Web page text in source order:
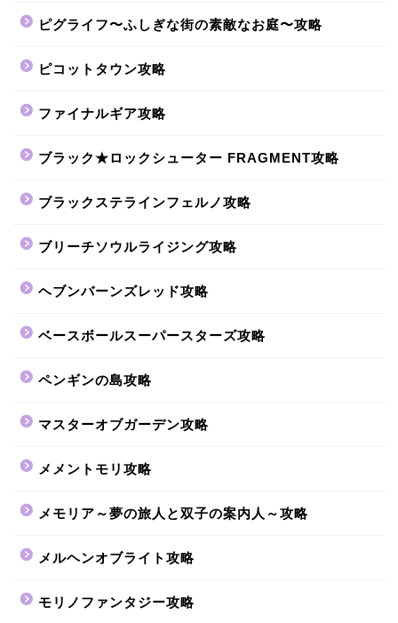
ピグライフ〜ふしぎな街の素敵なお庭〜攻略
ピコットタウン攻略
ファイナルギア攻略
ブラック★ロックシューター FRAGMENT攻略
ブラックステラインフェルノ攻略
ブリーチソウルライジング攻略
ヘブンバーンズレッド攻略
ベースボールスーパースターズ攻略
ペンギンの島攻略
マスターオブガーデン攻略
メメントモリ攻略
メモリア～夢の旅人と双子の案内人～攻略
メルヘンオブライト攻略
モリノファンタジー攻略